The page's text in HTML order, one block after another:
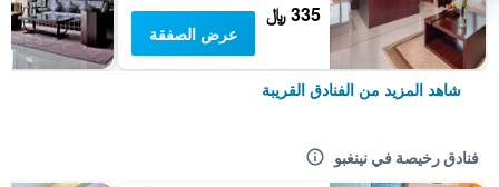
335 ﷼
عرض الصفقة
شاهد المزيد من الفنادق القريبة
فنادق رخيصة في نينغبو